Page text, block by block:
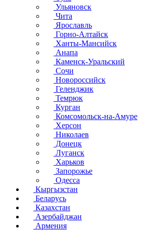
Ульяновск
Чита
Ярославль
Горно-Алтайск
Ханты-Мансийск
Анапа
Каменск-Уральский
Сочи
Новороссийск
Геленджик
Темрюк
Курган
Комсомольск-на-Амуре
Херсон
Николаев
Донецк
Луганск
Харьков
Запорожье
Одесса
Кыргызстан
Беларусь
Казахстан
Азербайджан
Армения